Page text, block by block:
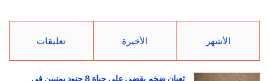
الأشهر الأخيرة تعليقات
ثعبان ضخم يقضي على حياة 8 جنود يمنيين في